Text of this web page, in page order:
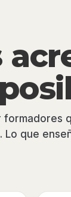
formadores
Lo que